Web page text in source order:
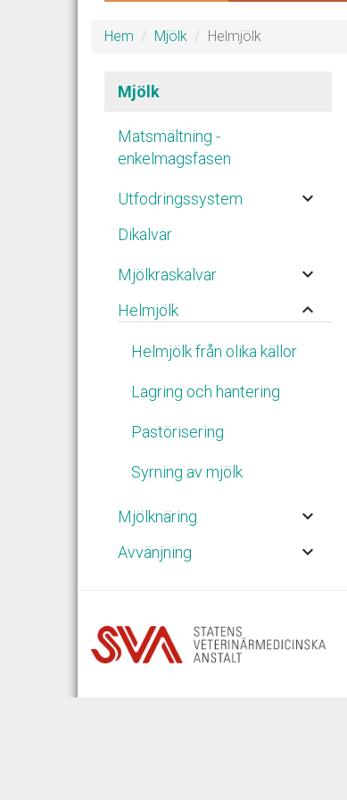
Hem Mjölk Helmjölk
Mjölk
Matsmältning -
enkelmagsfasen
Utfodringssystem keyboard_arrow_down
Dikalvar
Mjölkraskalvar keyboard_arrow_down
Helmjölk keyboard_arrow_up
Helmjölk från olika källor
Lagring och hantering
Pastörisering
Syrning av mjölk
Mjölknäring keyboard_arrow_down
Avvänjning keyboard_arrow_down